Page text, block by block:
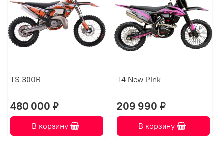
TS 300R
480 000 ₽
В корзину
T4 New Pink
209 990 ₽
В корзину